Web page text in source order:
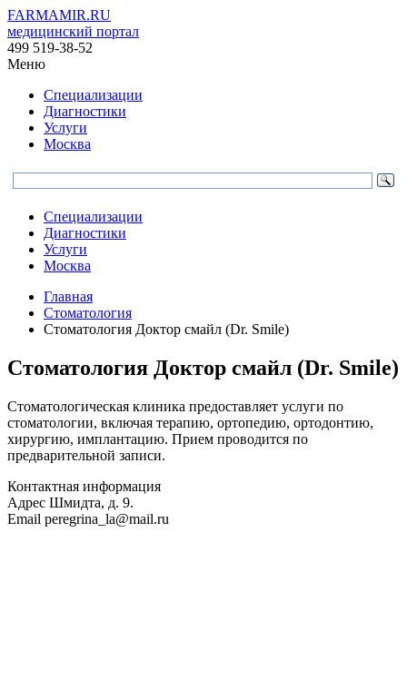
FARMAMIR.RU
медицинский портал
499 519-38-52
Меню
Специализации
Диагностики
Услуги
Москва
Специализации
Диагностики
Услуги
Москва
Главная
Стоматология
Стоматология Доктор смайл (Dr. Smile)
Стоматология Доктор смайл (Dr. Smile)
Стоматологическая клиника предоставляет услуги по
стоматологии, включая терапию, ортопедию, ортодонтию,
хирургию, имплантацию. Прием проводится по
предварительной записи.
Контактная информация
Адрес Шмидта, д. 9.
Email peregrina_la@mail.ru